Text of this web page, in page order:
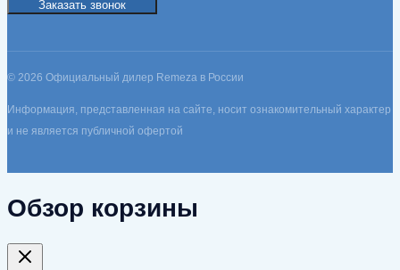
Заказать звонок
© 2026 Официальный дилер Remeza в России
Информация, представленная на сайте, носит ознакомительный характер
и не является публичной офертой
Обзор корзины